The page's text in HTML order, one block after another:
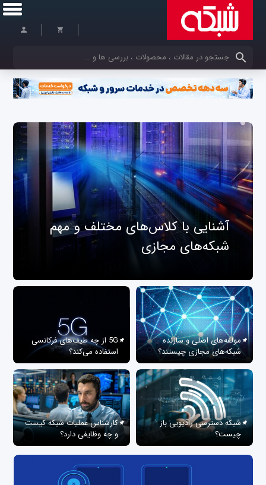
کلمات کلیدی خود را وارد کنید
آشنایی با کلاس‌های مختلف و مهم
شبکه‌های مجازی
مولفه‌های اصلی و سازنده
شبکه‌های مجازی چیستند؟
5G از چه طیف‌های فرکانسی
استفاده می‌کند؟
شبکه دسترسی رادیویی باز
چیست؟
کارشناس عملیات شبکه کیست
و چه وظایفی دارد؟